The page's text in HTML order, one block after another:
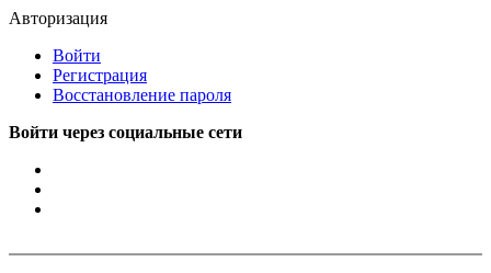
Авторизация
Войти
Регистрация
Восстановление пароля
Войти через социальные сети